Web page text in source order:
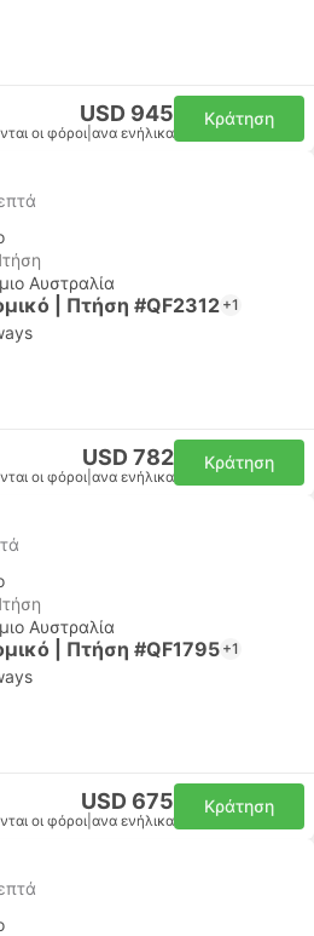
USD 945
οι φόροι ανα ενήλικα
Κράτηση
Αυστραλία
| Πτήση #QF2312+1
USD 782
οι φόροι ανα ενήλικα
Κράτηση
Αυστραλία
| Πτήση #QF1795+1
USD 675
οι φόροι ανα ενήλικα
Κράτηση